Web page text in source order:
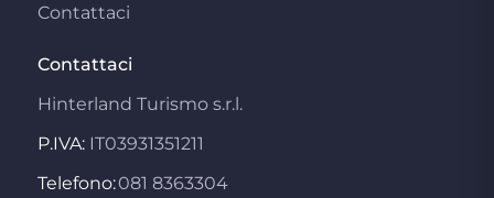
Contattaci
Contattaci
Hinterland Turismo s.r.l.
P.IVA: IT03931351211
Telefono:081 8363304